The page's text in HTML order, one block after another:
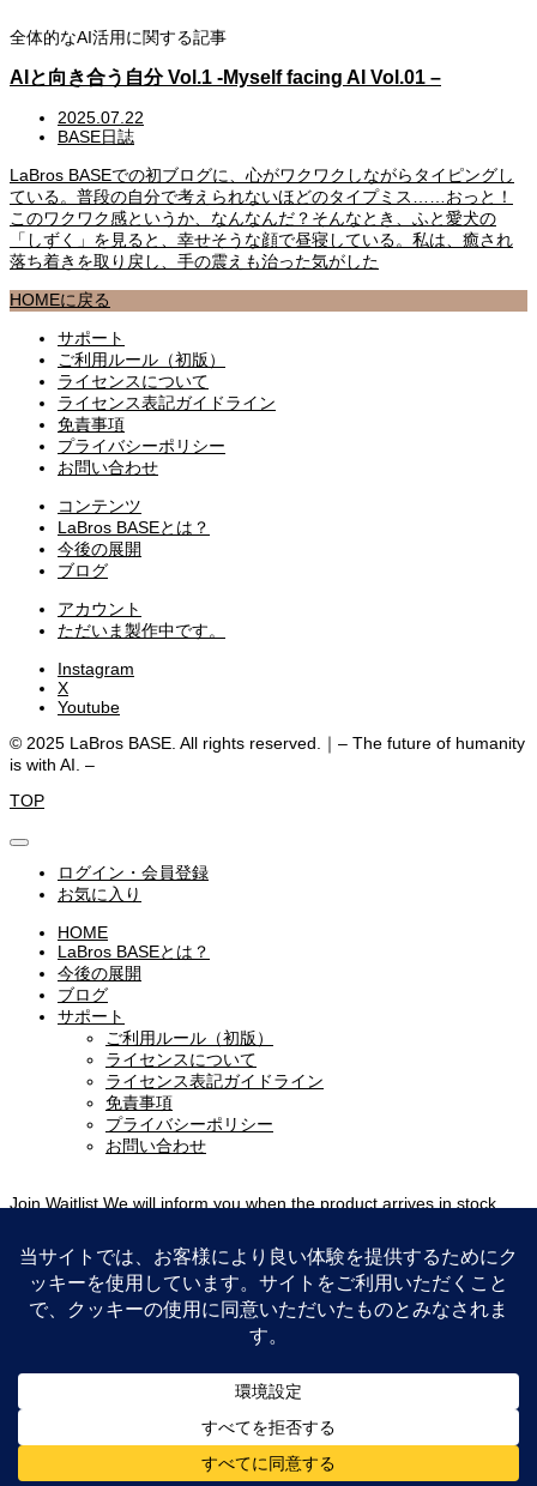
全体的なAI活用に関する記事
AIと向き合う自分 Vol.1 -Myself facing AI Vol.01 –
2025.07.22
BASE日誌
LaBros BASEでの初ブログに、心がワクワクしながらタイピングし
ている。普段の自分で考えられないほどのタイプミス……おっと！
このワクワク感というか、なんなんだ？そんなとき、ふと愛犬の
「しずく」を見ると、幸せそうな顔で昼寝している。私は、癒され
落ち着きを取り戻し、手の震えも治った気がした
HOMEに戻る
サポート
ご利用ルール（初版）
ライセンスについて
ライセンス表記ガイドライン
免責事項
プライバシーポリシー
お問い合わせ
コンテンツ
LaBros BASEとは？
今後の展開
ブログ
アカウント
ただいま製作中です。
Instagram
X
Youtube
© 2025 LaBros BASE. All rights reserved.｜– The future of humanity
is with AI. –
TOP
ログイン・会員登録
お気に入り
HOME
LaBros BASEとは？
今後の展開
ブログ
サポート
ご利用ルール（初版）
ライセンスについて
ライセンス表記ガイドライン
免責事項
プライバシーポリシー
お問い合わせ
Join Waitlist We will inform you when the product arrives in stock.